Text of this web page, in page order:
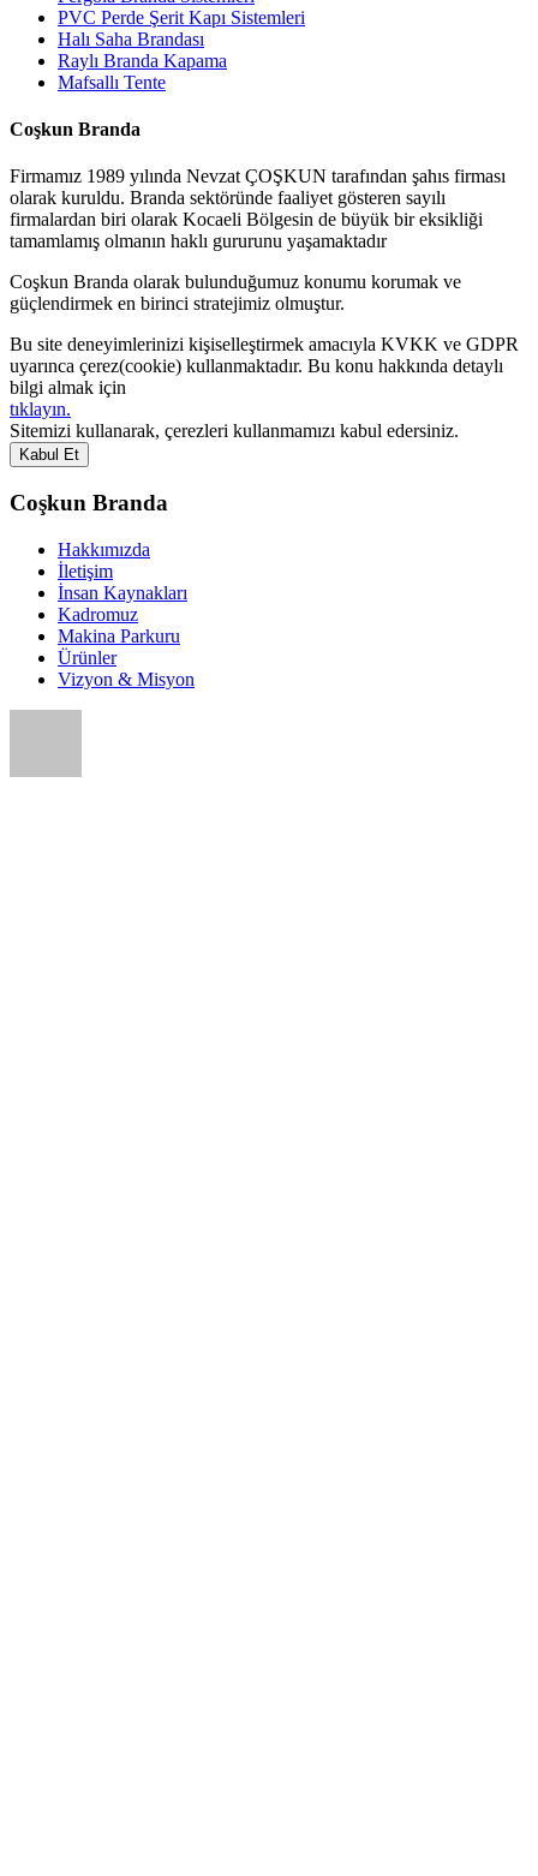
PVC Perde Şerit Kapı Sistemleri
Halı Saha Brandası
Raylı Branda Kapama
Mafsallı Tente
Coşkun Branda
Firmamız 1989 yılında Nevzat ÇOŞKUN tarafından şahıs firması
olarak kuruldu. Branda sektöründe faaliyet gösteren sayılı
firmalardan biri olarak Kocaeli Bölgesin de büyük bir eksikliği
tamamlamış olmanın haklı gururunu yaşamaktadır
Coşkun Branda olarak bulunduğumuz konumu korumak ve
güçlendirmek en birinci stratejimiz olmuştur.
Bu site deneyimlerinizi kişiselleştirmek amacıyla KVKK ve GDPR
uyarınca çerez(cookie) kullanmaktadır. Bu konu hakkında detaylı
bilgi almak için
tıklayın.
Sitemizi kullanarak, çerezleri kullanmamızı kabul edersiniz.
Kabul Et
Coşkun Branda
Hakkımızda
İletişim
İnsan Kaynakları
Kadromuz
Makina Parkuru
Ürünler
Vizyon & Misyon